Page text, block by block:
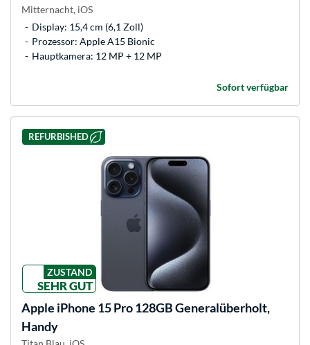
Mitternacht, iOS
Display: 15,4 cm (6,1 Zoll)
Prozessor: Apple A15 Bionic
Hauptkamera: 12 MP + 12 MP
Sofort verfügbar
REFURBISHED
ZUSTAND
SEHR GUT
Apple iPhone 15 Pro 128GB Generalüberholt,
Handy